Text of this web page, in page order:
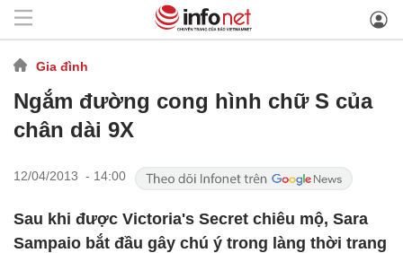
Gia đình
Ngắm đường cong hình chữ S của
chân dài 9X
12/04/2013 - 14:00
Sau khi được Victoria's Secret chiêu mộ, Sara
Sampaio bắt đầu gây chú ý trong làng thời trang